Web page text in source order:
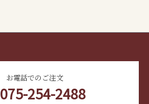
お電話でのご注文
075-254-2488